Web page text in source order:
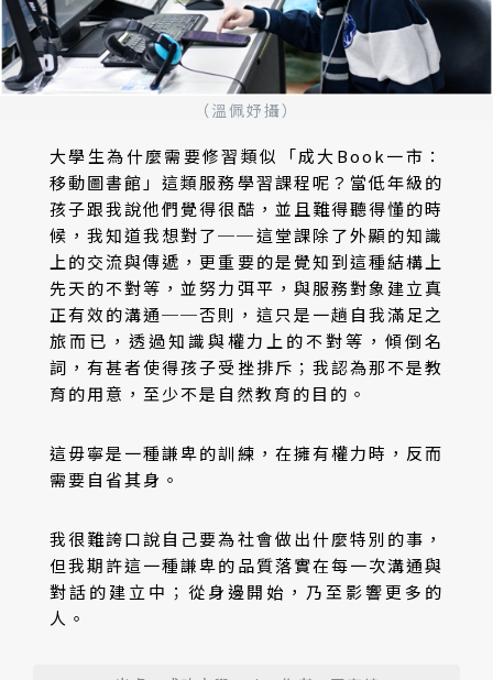
（溫佩妤攝）
大學生為什麼需要修習類似「成大Book一市：
移動圖書館」這類服務學習課程呢？當低年級的
孩子跟我說他們覺得很酷，並且難得聽得懂的時
候，我知道我想對了──這堂課除了外顯的知識
上的交流與傳遞，更重要的是覺知到這種結構上
先天的不對等，並努力弭平，與服務對象建立真
正有效的溝通──否則，這只是一趟自我滿足之
旅而已，透過知識與權力上的不對等，傾倒名
詞，有甚者使得孩子受挫排斥；我認為那不是教
育的用意，至少不是自然教育的目的。
這毋寧是一種謙卑的訓練，在擁有權力時，反而
需要自省其身。
我很難誇口說自己要為社會做出什麼特別的事，
但我期許這一種謙卑的品質落實在每一次溝通與
對話的建立中；從身邊開始，乃至影響更多的
人。